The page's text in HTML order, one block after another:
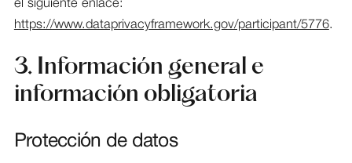
el siguiente enlace:
https://www.dataprivacyframework.gov/participant/5776.
3. Información general e
información obligatoria
Protección de datos